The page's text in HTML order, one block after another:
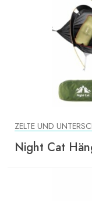
ZELTE UND
Night Cat